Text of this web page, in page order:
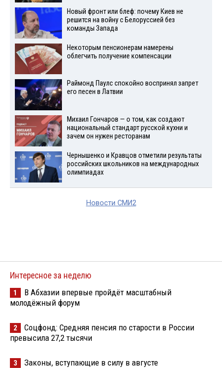
Новый фронт или блеф: почему Киев не
решится на войну с Белоруссией без
команды Запада
Некоторым пенсионерам намерены
облегчить получение компенсации
Раймонд Паулс спокойно воспринял запрет
его песен в Латвии
Михаил Гончаров — о том, как создают
национальный стандарт русской кухни и
зачем он нужен ресторанам
Чернышенко и Кравцов отметили результаты
российских школьников на международных
олимпиадах
Новости СМИ2
Интересное за неделю
1
В Абхазии впервые пройдёт масштабный
молодёжный форум
2
Соцфонд: Средняя пенсия по старости в России
превысила 27,2 тысячи
3 Законы, вступающие в силу в августе